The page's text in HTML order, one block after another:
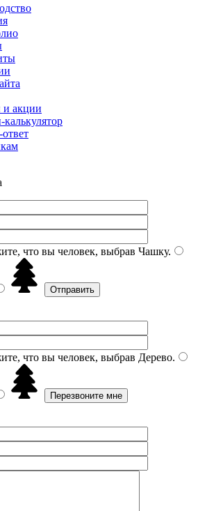
акции
что вы человек, выбрав Чашку.
что вы человек, выбрав Дерево.